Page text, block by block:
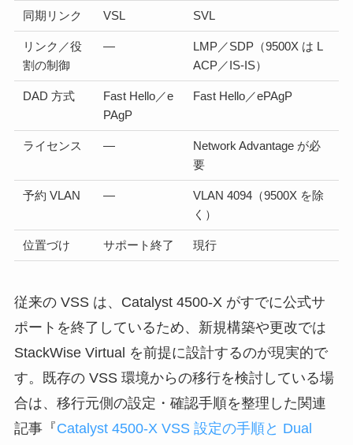
同期リンク VSL SVL
リンク／役
割の制御
―
LMP／SDP（9500X は L
ACP／IS-IS）
DAD 方式
Fast Hello／e
PAgP
Fast Hello／ePAgP
ライセンス ―
Network Advantage が必
要
予約 VLAN ―
VLAN 4094（9500X を除
く）
位置づけ サポート終了 現行
従来の VSS は、Catalyst 4500-X がすでに公式サ
ポートを終了しているため、新規構築や更改では
StackWise Virtual を前提に設計するのが現実的で
す。既存の VSS 環境からの移行を検討している場
合は、移行元側の設定・確認手順を整理した関連
記事『Catalyst 4500-X VSS 設定の手順と Dual